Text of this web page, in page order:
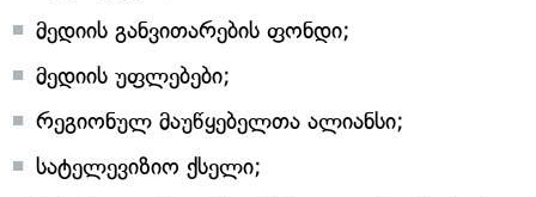
მედიის განვითარების ფონდი;
მედიის უფლებები;
რეგიონულ მაუწყებელთა ალიანსი;
სატელევიზიო ქსელი;